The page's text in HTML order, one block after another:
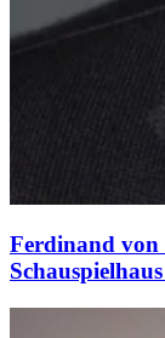
Ferdinand von